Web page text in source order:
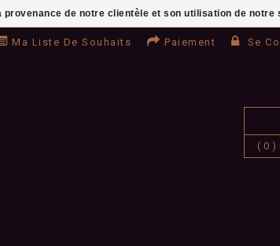
Ma Liste De Souhaits Paiement Se
( 0 )
de notre clientèle et son utilisation de